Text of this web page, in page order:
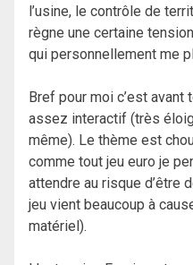
l’usine, le contrôle de
règne une certaine
qui personnellement me
Bref pour moi c’est avant
assez interactif (très
même). Le thème est
comme tout jeu euro je
attendre au risque d’être
jeu vient beaucoup à
matériel).